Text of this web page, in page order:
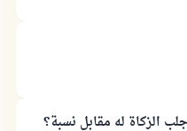
الزكاة له مقابل نسبة؟